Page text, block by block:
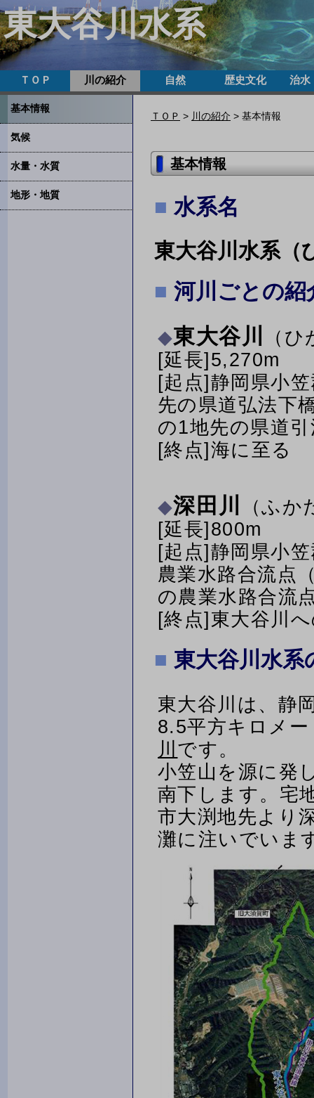
東大谷川水系
ＴＯＰ 川の紹介 自然 歴史文化 治水
ＴＯＰ > 川の紹介 > 基本情報
基本情報
水系名
東大谷川水系（
河川ごとの紹
東大谷川
（
[延長]5,270m
[起点]静岡県小
先の県道弘法下
の1地先の県道
[終点]海に至る
深田川
（ふか
[延長]800m
[起点]静岡県小
農業水路合流点
の農業水路合流
[終点]東大谷川
東大谷川水系
東大谷川は、静
8.5平方キロメ
川 です。
小笠山を源に発
南下します。宅
市大渕地先より
灘に注いでいま
基本情報
気候
水量・水質
地形・地質